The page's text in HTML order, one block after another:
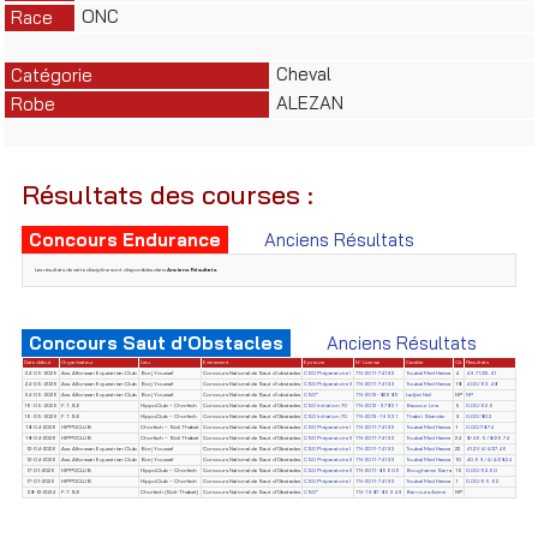
Race
ONC
Catégorie
Cheval
Robe
ALEZAN
Résultats des courses :
Concours Endurance Anciens Résultats
Les résultats de cette discipline sont disponibles dans Anciens Résultats.
Concours Saut d'Obstacles Anciens Résultats
Date début Organisateur Lieu Evènement Epreuve N° License Cavalier Clt
Résultats
24-05-2026
Ass. Alforssan Equestrian Club Borj Youssef Concours National de Saut d'obstacles CSO Préparatoire I TN-2011-74193 Toubal Med Hamza 4
49.71/23.41
24-05-2026
Ass. Alforssan Equestrian Club Borj Youssef Concours National de Saut d'obstacles CSO Préparatoire II TN-2011-74193 Toubal Med Hamza 18
4.00/63.48
24-05-2026
Ass. Alforssan Equestrian Club Borj Youssef Concours National de Saut d'obstacles CSO* TN-2013-82686 Ladjimi Neil NP NP
16-05-2026
F.T.S.E HippoClub – Chorfech Concours National de Saut d'Obstacles CSO Initiation 70 TN-2013-97851 Baccour Lina 5
0.00/62.6
16-05-2026
F.T.S.E HippoClub – Chorfech Concours National de Saut d'Obstacles CSO Initiation 70 TN-2013-19531 Thabti Skander 9
0.00/80.3
18-04-2026
HIPPOCLUB Chorfech – Sidi Thabet Concours National de Saut d'Obstacles CSO Préparatoire I TN-2011-74193 Toubal Med Hamza 1
0.00/78.74
18-04-2026
HIPPOCLUB Chorfech – Sidi Thabet Concours National de Saut d'Obstacles CSO Préparatoire II TN-2011-74193 Toubal Med Hamza 24
8/46.5/8/26.74
12-04-2026
Ass. Alforssan Equestrian Club Borj Youssef Concours National de Saut d'Obstacles CSO Préparatoire I TN-2011-74193 Toubal Med Hamza 22
41.21/4/4/27.46
12-04-2026
Ass. Alforssan Equestrian Club Borj Youssef Concours National de Saut d'Obstacles CSO Préparatoire II TN-2011-74193 Toubal Med Hamza 10
40.69/4/4/28.24
17-01-2026
HIPPOCLUB HippoClub – Chorfech Concours National de Saut d'Obstacles CSO Préparatoire II TN-2011-86606 Boughanmi Sarra 15
0.00/62.60
17-01-2026
HIPPOCLUB HippoClub – Chorfech Concours National de Saut d'Obstacles CSO Préparatoire I TN-2011-74193 Toubal Med Hamza 1
0.00/65.62
28-12-2024
F.T.S.E Chorfech (Sidi-Thabet) Concours National de Saut d'Obstacles CSO* TN-1987-85949 Barrouta Amine NP